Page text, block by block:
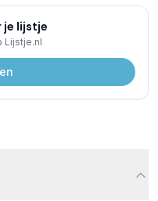
je lijstje
Lijstje.nl